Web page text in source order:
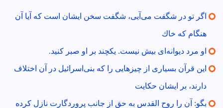
اگر تو در شگفت مى‌آيى، شگفت سخن ايشان است كه آيا آن
هنگام كه خاك
او مرد ديوانه‌اى بيش نيست. يكچند بر او صبر كنيد.
اين قرآن بسيارى از چيزهايى را كه بنى‌اسرائيل در آن اختلاف
دارند، بر ايشان حكايت
بگو: آن را روح القدس به حق از جانب پروردگارت نازل كرده